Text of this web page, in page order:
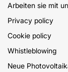
Arbeiten sie mit
Privacy policy
Cookie policy
Whistleblowing
Neue